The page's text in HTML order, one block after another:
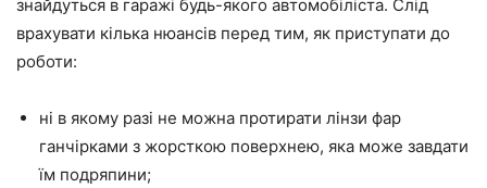
знайдуться в гаражі будь-якого автомобіліста. Слід
врахувати кілька нюансів перед тим, як приступати до
роботи:
ні в якому разі не можна протирати лінзи фар
ганчірками з жорсткою поверхнею, яка може завдати
їм подряпини;